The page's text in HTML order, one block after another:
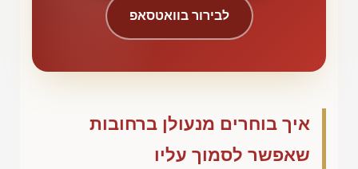
לבירור בוואטסאפ
איך בוחרים מנעולן ברחובות
שאפשר לסמוך עליו